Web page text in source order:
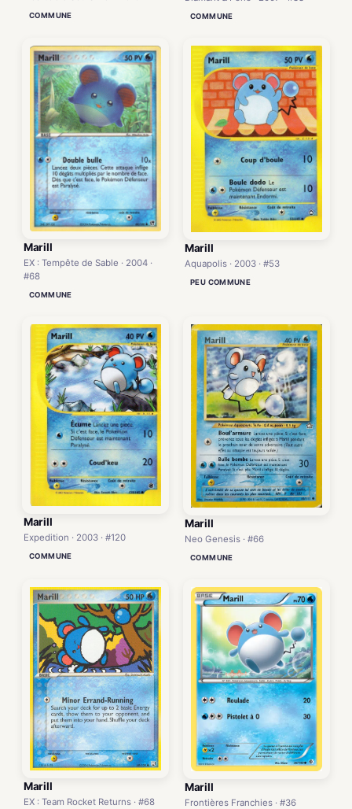
COMMUNE COMMUNE
Marill
EX : Tempête de Sable · 2004 ·
#68
COMMUNE
Marill
Aquapolis · 2003 · #53
PEU COMMUNE
Marill
Expedition · 2003 · #120
COMMUNE
Marill
Neo Genesis · #66
COMMUNE
Marill
EX : Team Rocket Returns · #68
Marill
Frontières Franchies · #36